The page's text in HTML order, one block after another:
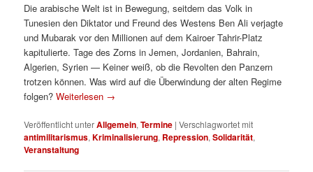
Die arabische Welt ist in Bewegung, seitdem das Volk in
Tunesien den Diktator und Freund des Westens Ben Ali verjagte
und Mubarak vor den Millionen auf dem Kairoer Tahrir-Platz
kapitulierte. Tage des Zorns in Jemen, Jordanien, Bahrain,
Algerien, Syrien — Keiner weiß, ob die Revolten den Panzern
trotzen können. Was wird auf die Überwindung der alten Regime
folgen?Weiterlesen →
Veröffentlicht unterAllgemein,Termine |Verschlagwortet mit
antimilitarismus,Kriminalisierung, Repression,Solidarität,
Veranstaltung